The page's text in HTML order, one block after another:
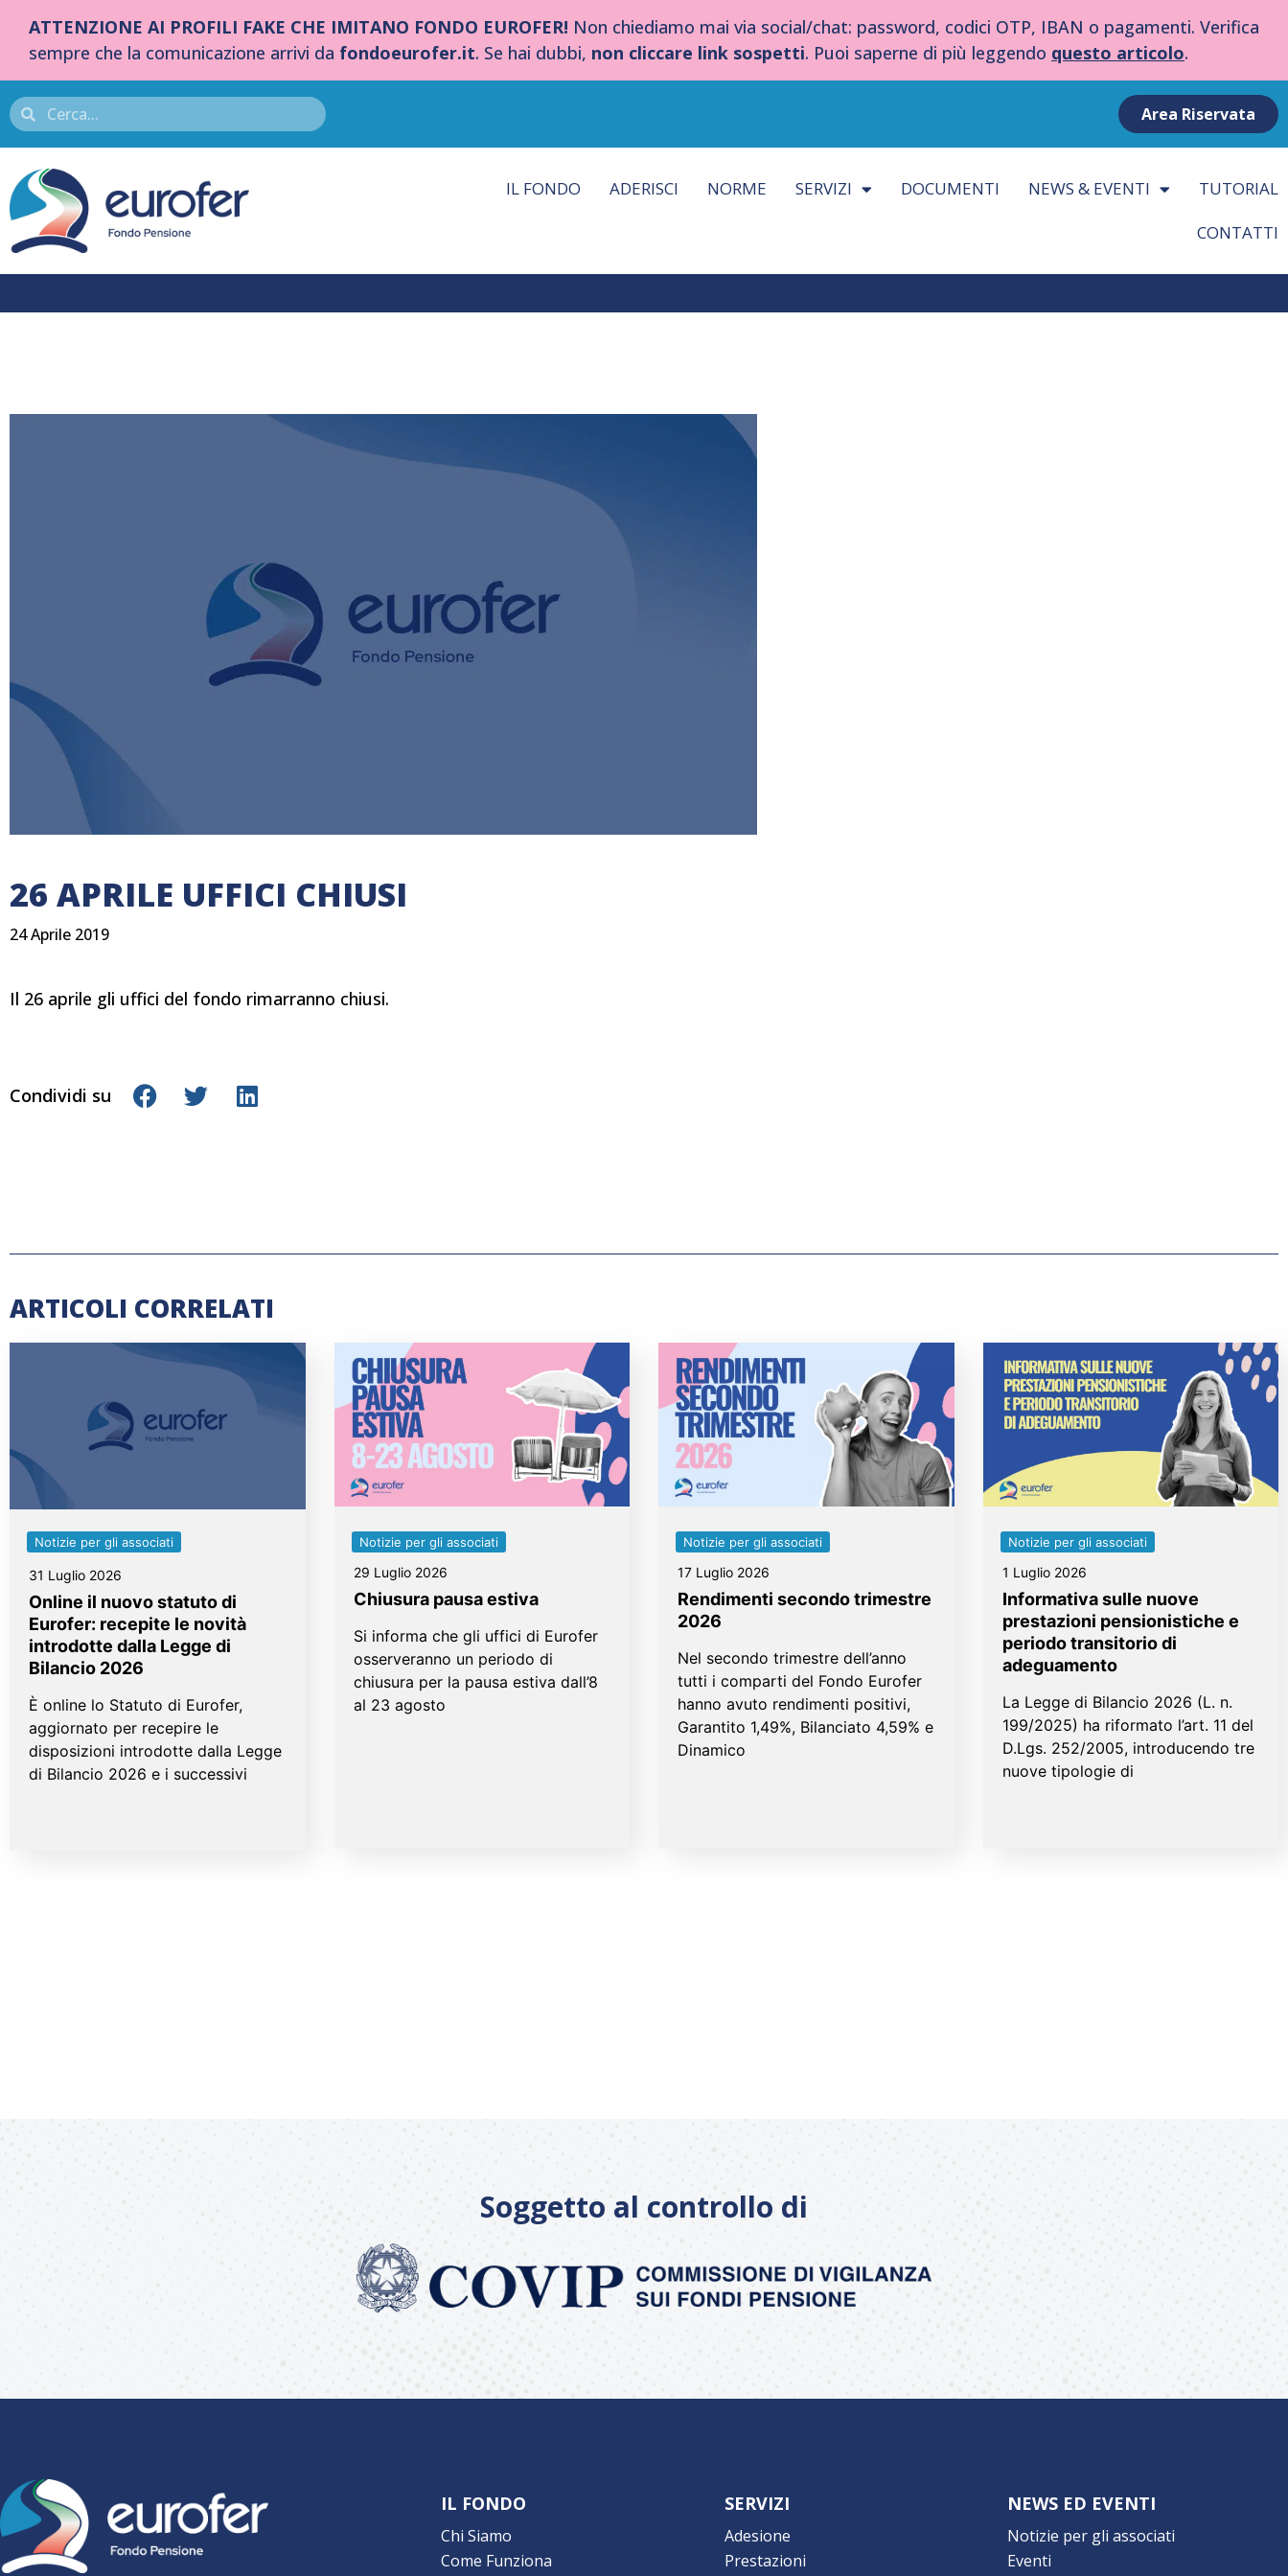
ATTENZIONE AI PROFILI FAKE CHE IMITANO FONDO EUROFER! Non chiediamo mai via social/chat: password, codici OTP, IBAN o pagamenti. Verifica
sempre che la comunicazione arrivi da fondoeurofer.it. Se hai dubbi, non cliccare link sospetti. Puoi saperne di più leggendo questo articolo.
Area Riservata
IL FONDO ADERISCI NORME SERVIZI DOCUMENTI NEWS & EVENTI
TUTORIAL
CONTATTI
26 APRILE UFFICI CHIUSI
24 Aprile 2019
Il 26 aprile gli uffici del fondo rimarranno chiusi.
Condividi su
ARTICOLI CORRELATI
Notizie per gli associati
31 Luglio 2026
Online il nuovo statuto di
Eurofer: recepite le novità
introdotte dalla Legge di
Bilancio 2026
È online lo Statuto di Eurofer,
aggiornato per recepire le
disposizioni introdotte dalla Legge
di Bilancio 2026 e i successivi
Notizie per gli associati
29 Luglio 2026
Chiusura pausa estiva
Si informa che gli uffici di Eurofer
osserveranno un periodo di
chiusura per la pausa estiva dall’8
al 23 agosto
Notizie per gli associati
17 Luglio 2026
Rendimenti secondo trimestre
2026
Nel secondo trimestre dell’anno
tutti i comparti del Fondo Eurofer
hanno avuto rendimenti positivi,
Garantito 1,49%, Bilanciato 4,59% e
Dinamico
Notizie per gli associati
1 Luglio 2026
Informativa sulle nuove
prestazioni pensionistiche e
periodo transitorio di
adeguamento
La Legge di Bilancio 2026 (L. n.
199/2025) ha riformato l’art. 11 del
D.Lgs. 252/2005, introducendo tre
nuove tipologie di
Soggetto al controllo di
IL FONDO
Chi Siamo
Come Funziona
SERVIZI
Adesione
Prestazioni
NEWS ED EVENTI
Notizie per gli associati
Eventi